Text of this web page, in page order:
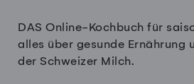
DAS Online-Kochbuch für
alles über gesunde Ernährung
der Schweizer Milch.